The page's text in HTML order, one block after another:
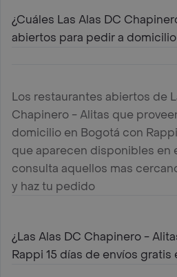
¿Cuáles Las Alas DC
abiertos para pedir a
Los restaurantes abiertos de
Chapinero - Alitas que
domicilio en Bogotá con
que aparecen disponibles en
consulta aquellos mas
y haz tu pedido
¿Las Alas DC Chapinero -
Rappi 15 días de envíos gratis